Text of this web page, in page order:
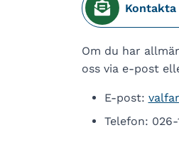
Kontakta
Om du har
oss via e-post
E-post:
Telefon: